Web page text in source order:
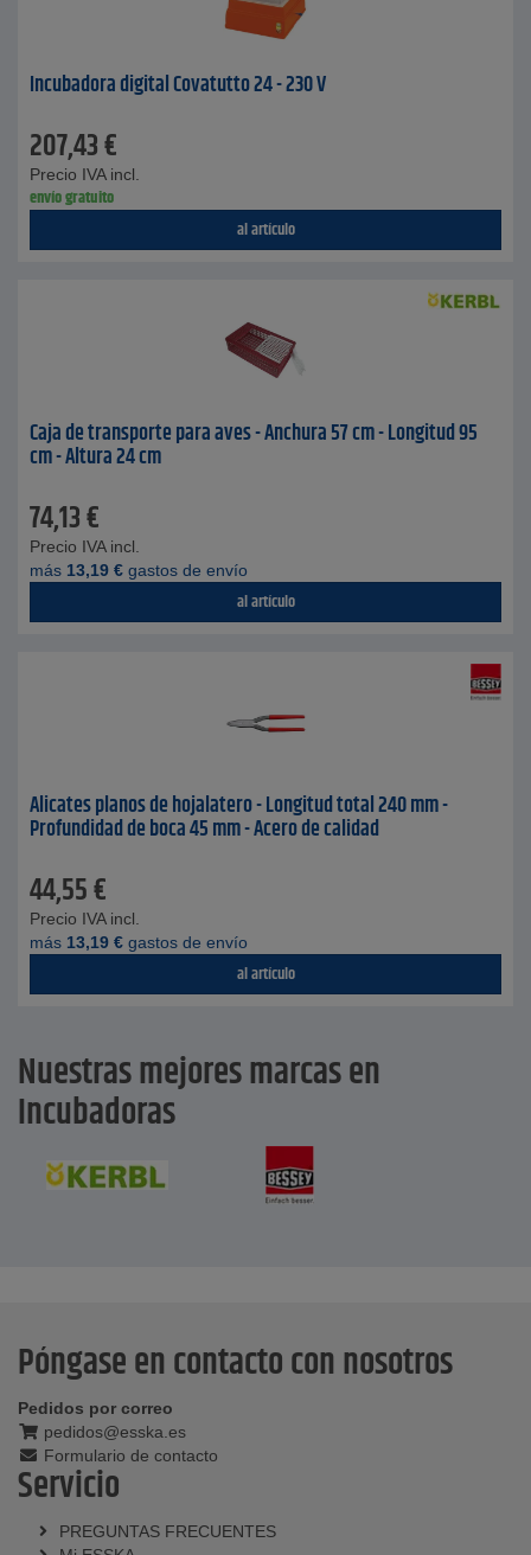
Incubadora digital Covatutto 24 - 230 V
207,43€
Precio IVA incl.
envío gratuito
al artículo
Caja de transporte para aves - Anchura 57 cm - Longitud 95
cm - Altura 24 cm
74,13€
Precio IVA incl.
más 13,19 € gastos de envío
al artículo
Alicates planos de hojalatero - Longitud total 240 mm -
Profundidad de boca 45 mm - Acero de calidad
44,55€
Precio IVA incl.
más 13,19 € gastos de envío
al artículo
Nuestras mejores marcas en
Incubadoras
Póngase en contacto con nosotros
Pedidos por correo
pedidos@esska.es
Formulario de contacto
Servicio
PREGUNTAS FRECUENTES